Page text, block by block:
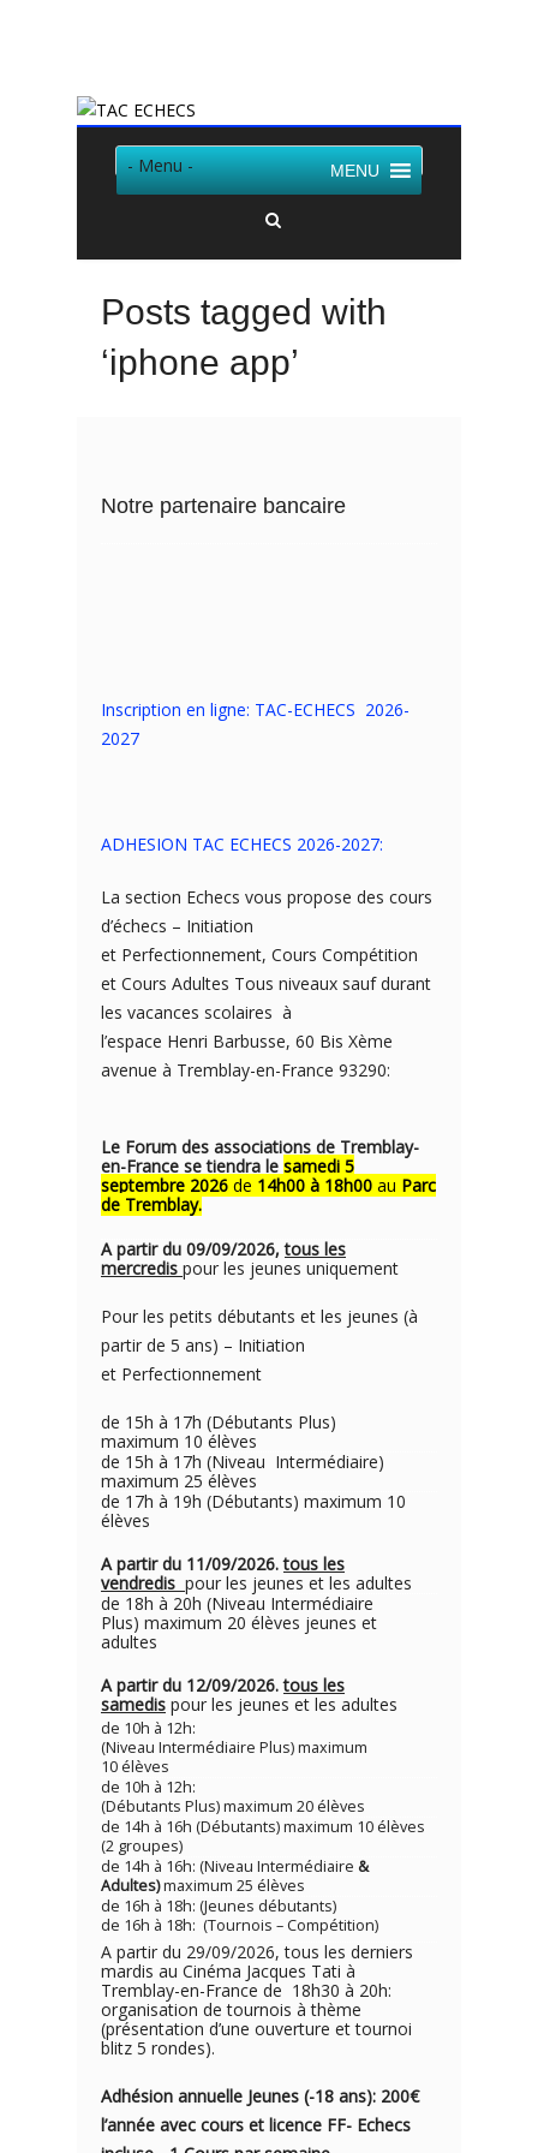
- Menu - MENU
Posts tagged with
‘iphone app’
Notre partenaire bancaire
Inscription en ligne: TAC-ECHECS 2026-
2027
ADHESION TAC ECHECS 2026-2027:
La section Echecs vous propose des cours
d’échecs – Initiation
et Perfectionnement, Cours Compétition
et Cours Adultes Tous niveaux sauf durant
les vacances scolaires à
l’espace Henri Barbusse, 60 Bis Xème
avenue à Tremblay-en-France 93290:
Le Forum des associations de Tremblay-
en-France se tiendra le samedi 5
septembre 2026 de 14h00 à 18h00 au Parc
de Tremblay.
A partir du 09/09/2026,tous les
mercredis pour les jeunes uniquement
Pour les petits débutants et les jeunes (à
partir de 5 ans) – Initiation
et Perfectionnement
de 15h à 17h (Débutants Plus)
maximum 10 élèves
de 15h à 17h (Niveau Intermédiaire)
maximum 25 élèves
de 17h à 19h (Débutants) maximum 10
élèves
A partir du 11/09/2026.tous les
vendredis pour les jeunes et les adultes
de 18h à 20h (Niveau Intermédiaire
Plus) maximum 20 élèves jeunes et
adultes
A partir du 12/09/2026.tous les
samedis pour les jeunes et les adultes
de 10h à 12h:
(Niveau Intermédiaire Plus) maximum
10 élèves
de 10h à 12h:
(Débutants Plus) maximum 20 élèves
de 14h à 16h (Débutants) maximum 10 élèves
(2 groupes)
de 14h à 16h: (Niveau Intermédiaire &
Adultes)maximum 25 élèves
de 16h à 18h: (Jeunes débutants)
de 16h à 18h: (Tournois – Compétition)
A partir du 29/09/2026, tous les derniers
mardis au Cinéma Jacques Tati à
Tremblay-en-France de 18h30 à 20h:
organisation de tournois à thème
(présentation d’une ouverture et tournoi
blitz 5 rondes).
Adhésion annuelle Jeunes (-18 ans): 200€
l’année avec cours et licence FF- Echecs